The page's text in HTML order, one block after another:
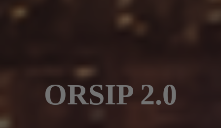
ORSIP 2.0